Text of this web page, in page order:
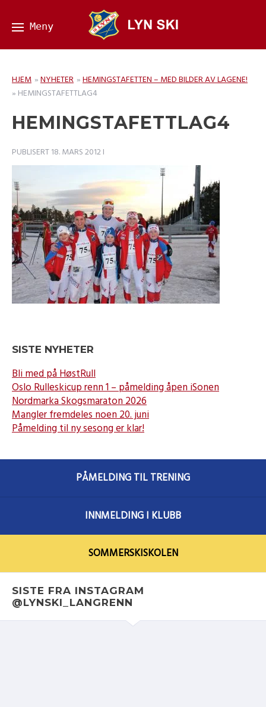
HJEM »NYHETER »HEMINGSTAFETTEN – MED BILDER AV LAGENE!
» HEMINGSTAFETTLAG4
HEMINGSTAFETTLAG4
PUBLISERT18. MARS 2012I
SISTE NYHETER
Bli med på HøstRull
Oslo Rulleskicup renn 1 – påmelding åpen iSonen
Nordmarka Skogsmaraton 2026
Mangler fremdeles noen 20. juni
Påmelding til ny sesong er klar!
PÅMELDING TIL TRENING
INNMELDING I KLUBB
SOMMERSKISKOLEN
SISTE FRA INSTAGRAM
@LYNSKI_LANGRENN